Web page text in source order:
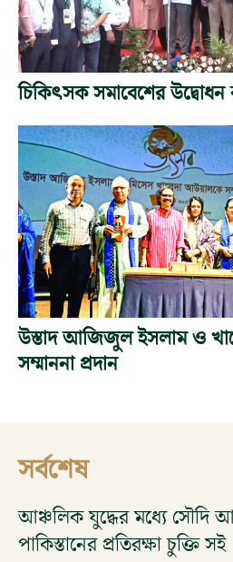
চিকিৎসক সমাবেশের উদ্বোধন
উস্তাদ আজিজুল ইসলাম ও
সম্মাননা প্রদান
সর্বশেষ
আঞ্চলিক যুদ্ধের মধ্যে সৌদি
পাকিস্তানের প্রতিরক্ষা চুক্তি সই